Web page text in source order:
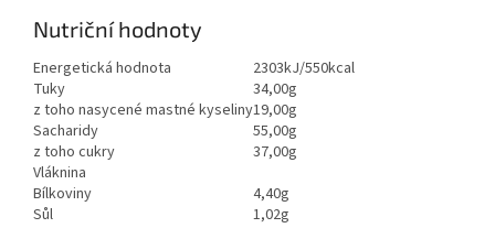
Nutriční hodnoty
Energetická hodnota
2303kJ/550kcal
Tuky
34,00g
z toho nasycené mastné kyseliny19,00g
Sacharidy
55,00g
z toho cukry
37,00g
Vláknina
Bílkoviny
4,40g
Sůl
1,02g